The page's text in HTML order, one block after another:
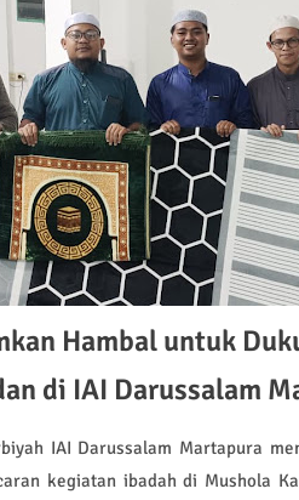
Hambal untuk
di IAI Darussalam
IAI Darussalam Martapura
kegiatan ibadah di Mushola